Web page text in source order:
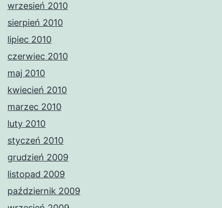
wrzesień 2010
sierpień 2010
lipiec 2010
czerwiec 2010
maj 2010
kwiecień 2010
marzec 2010
luty 2010
styczeń 2010
grudzień 2009
listopad 2009
październik 2009